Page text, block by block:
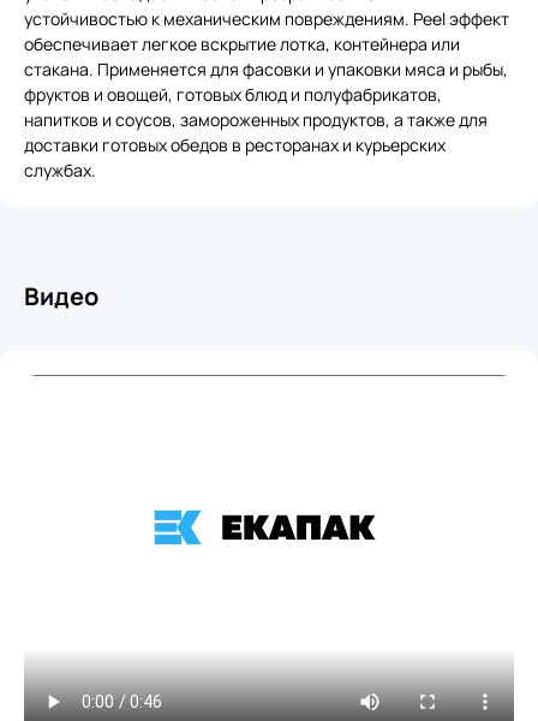
устойчивостью к механическим повреждениям. Peel эффект
обеспечивает легкое вскрытие лотка, контейнера или
стакана. Применяется для фасовки и упаковки мяса и рыбы,
фруктов и овощей, готовых блюд и полуфабрикатов,
напитков и соусов, замороженных продуктов, а также для
доставки готовых обедов в ресторанах и курьерских
службах.
Видео